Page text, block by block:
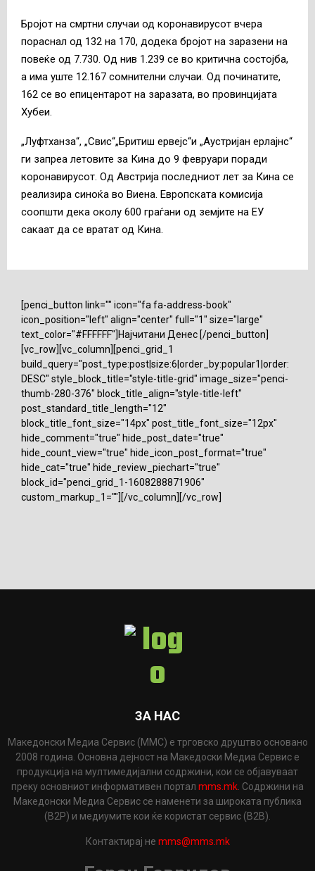
Бројот на смртни случаи од коронавирусот вчера
пораснал од 132 на 170, додека бројот на заразени на
повеќе од 7.730. Од нив 1.239 се во критична состојба,
а има уште 12.167 сомнителни случаи. Од починатите,
162 се во епицентарот на заразата, во провинцијата
Хубеи.
„Луфтханза“, „Свис“„Бритиш ервејс“и „Аустријан ерлајнс“
ги запреа летовите за Кина до 9 февруари поради
коронавирусот. Од Австрија последниот лет за Кина се
реализира синоќа во Виена. Европската комисија
соопшти дека околу 600 граѓани од земјите на ЕУ
сакаат да се вратат од Кина.
[penci_button link="" icon="fa fa-address-book"
icon_position="left" align="center" full="1" size="large"
text_color="#FFFFFF"]Најчитани Денес [/penci_button]
[vc_row][vc_column][penci_grid_1
build_query="post_type:post|size:6|order_by:popular1|order:
DESC" style_block_title="style-title-grid" image_size="penci-
thumb-280-376" block_title_align="style-title-left"
post_standard_title_length="12"
block_title_font_size="14px" post_title_font_size="12px"
hide_comment="true" hide_post_date="true"
hide_count_view="true" hide_icon_post_format="true"
hide_cat="true" hide_review_piechart="true"
block_id="penci_grid_1-1608288871906"
custom_markup_1=""][/vc_column][/vc_row]
ЗА НАС
Македонски Медиа Сервис (ММС) е трговско друштво основано
2008 година. Основна дејност на Македоски Медиа Сервис е
продукција на мултимедијални содржини, кои се објавуваат
преку основниот информативен портал mms.mk. Содржини на
Македонски Медиа Сервис се наменети за широката публика
(B2P) и медиумите кои ќе користат сервис (B2B).
Контактирај не mms@mms.mk